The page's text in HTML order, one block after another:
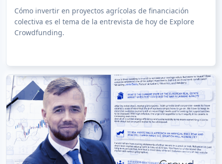
Cómo invertir en proyectos agrícolas de financiación
colectiva es el tema de la entrevista de hoy de Explore
Crowdfunding.